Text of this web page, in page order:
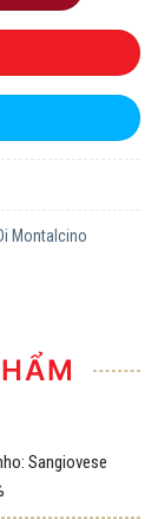
Montalcino
Sangiovese